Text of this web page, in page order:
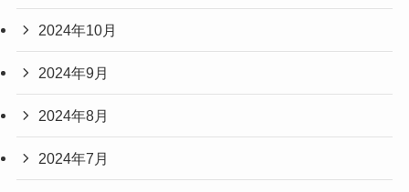
2024年10月
2024年9月
2024年8月
2024年7月